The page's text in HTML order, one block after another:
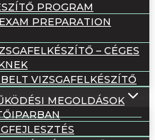
PROGRAM
PREPARATION
– CÉGES
VIZSGAFELKÉSZÍTŐ
MEGOLDÁSOK